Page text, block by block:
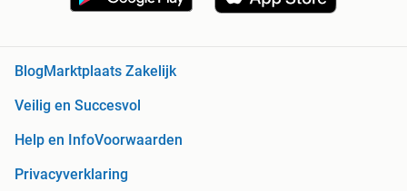
Blog Marktplaats Zakelijk
Veilig en Succesvol
Help en InfoVoorwaarden
Privacyverklaring